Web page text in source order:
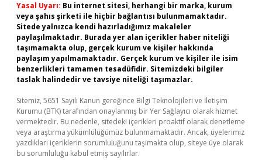
Yasal Uyarı: Bu internet sitesi, herhangi bir marka, kurum
veya şahıs şirketi ile hiçbir bağlantısı bulunmamaktadır.
Sitede yalnızca kendi hazırladığımız makaleler
paylaşılmaktadır. Burada yer alan içerikler haber niteliği
taşımamakta olup, gerçek kurum ve kişiler hakkında
paylaşım yapılmamaktadır. Gerçek kurum ve kişiler ile isim
benzerlikleri tamamen tesadüfidir. Sitemizdeki bilgiler
taslak halindedir ve tavsiye niteliği taşımazlar.
Sitemiz, 5651 Sayılı Kanun gereğince Bilgi Teknolojileri ve İletişim
Kurumu (BTK) tarafından onaylanmış bir Yer Sağlayıcı olarak hizmet
vermektedir. Bu nedenle, sitedeki içerikleri proaktif olarak denetleme
veya araştırma yükümlülüğümüz bulunmamaktadır. Ancak, üyelerimiz
yazdıkları içeriklerin sorumluluğunu taşımakta olup, siteye üye olarak
bu sorumluluğu kabul etmiş sayılırlar.